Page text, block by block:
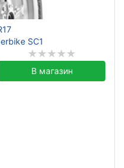
SC1
В магазин